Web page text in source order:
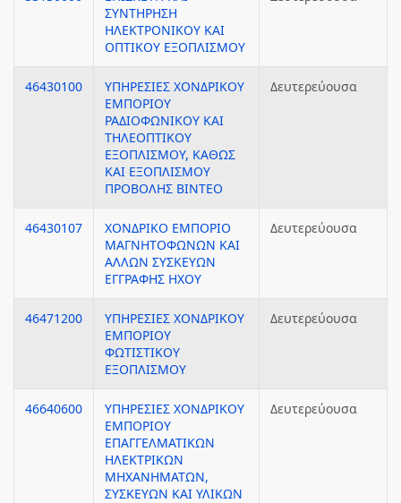
ΣΥΝΤΗΡΗΣΗ
ΗΛΕΚΤΡΟΝΙΚΟΥ ΚΑΙ
ΟΠΤΙΚΟΥ ΕΞΟΠΛΙΣΜΟΥ
46430100
ΥΠΗΡΕΣΙΕΣ ΧΟΝΔΡΙΚΟΥ
ΕΜΠΟΡΙΟΥ
ΡΑΔΙΟΦΩΝΙΚΟΥ ΚΑΙ
ΤΗΛΕΟΠΤΙΚΟΥ
ΕΞΟΠΛΙΣΜΟΥ, ΚΑΘΩΣ
ΚΑΙ ΕΞΟΠΛΙΣΜΟΥ
ΠΡΟΒΟΛΗΣ ΒΙΝΤΕΟ
Δευτερεύουσα
46430107
ΧΟΝΔΡΙΚΟ ΕΜΠΟΡΙΟ
ΜΑΓΝΗΤΟΦΩΝΩΝ ΚΑΙ
ΑΛΛΩΝ ΣΥΣΚΕΥΩΝ
ΕΓΓΡΑΦΗΣ ΗΧΟΥ
Δευτερεύουσα
46471200
ΥΠΗΡΕΣΙΕΣ ΧΟΝΔΡΙΚΟΥ
ΕΜΠΟΡΙΟΥ
ΦΩΤΙΣΤΙΚΟΥ
ΕΞΟΠΛΙΣΜΟΥ
Δευτερεύουσα
46640600
ΥΠΗΡΕΣΙΕΣ ΧΟΝΔΡΙΚΟΥ
ΕΜΠΟΡΙΟΥ
ΕΠΑΓΓΕΛΜΑΤΙΚΩΝ
ΗΛΕΚΤΡΙΚΩΝ
ΜΗΧΑΝΗΜΑΤΩΝ,
ΣΥΣΚΕΥΩΝ ΚΑΙ ΥΛΙΚΩΝ
Δευτερεύουσα